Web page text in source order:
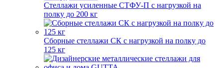
Стеллажи усиленные СТФУ-П с нагрузкой на
полку до 200 кг
Сборные стеллажи СК с нагрузкой на полку до
125 кг